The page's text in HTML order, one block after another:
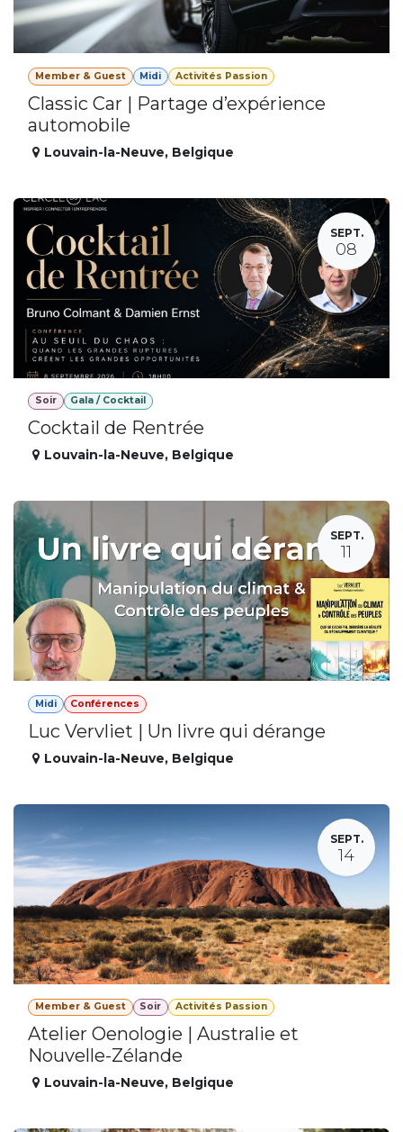
Member & Guest Midi Activités Passion
Classic Car | Partage d’expérience
automobile
Louvain-la-Neuve, Belgique
SEPT.
08
Soir Gala / Cocktail
Cocktail de Rentrée
Louvain-la-Neuve, Belgique
SEPT.
11
Midi Conférences
Luc Vervliet | Un livre qui dérange
Louvain-la-Neuve, Belgique
SEPT.
14
Member & Guest Soir Activités Passion
Atelier Oenologie | Australie et
Nouvelle-Zélande
Louvain-la-Neuve, Belgique